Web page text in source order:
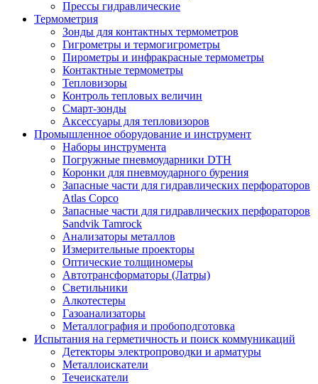
Прессы гидравлические
Термометрия
Зонды для контактных термометров
Гигрометры и термогигрометры
Пирометры и инфракрасные термометры
Контактные термометры
Тепловизоры
Контроль тепловых величин
Смарт-зонды
Аксессуары для тепловизоров
Промышленное оборудование и инструмент
Наборы инструмента
Погружные пневмоударники DTH
Коронки для пневмоударного бурения
Запасные части для гидравлических перфораторов
Atlas Copco
Запасные части для гидравлических перфораторов
Sandvik Tamrock
Анализаторы металлов
Измерительные проекторы
Оптические толщиномеры
Автотрансформаторы (Латры)
Светильники
Алкотестеры
Газоанализаторы
Металлография и пробоподготовка
Испытания на герметичность и поиск коммуникаций
Детекторы электропроводки и арматуры
Металлоискатели
Течеискатели